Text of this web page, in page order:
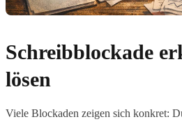
Schreibblockade
lösen
Viele Blockaden zeigen sich konkret: